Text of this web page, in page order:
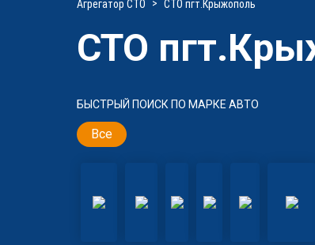
Агрегатор СТО СТО пгт.Крыжополь
СТО
БЫСТРЫЙ ПОИСК ПО МАРКЕ АВТО
Все